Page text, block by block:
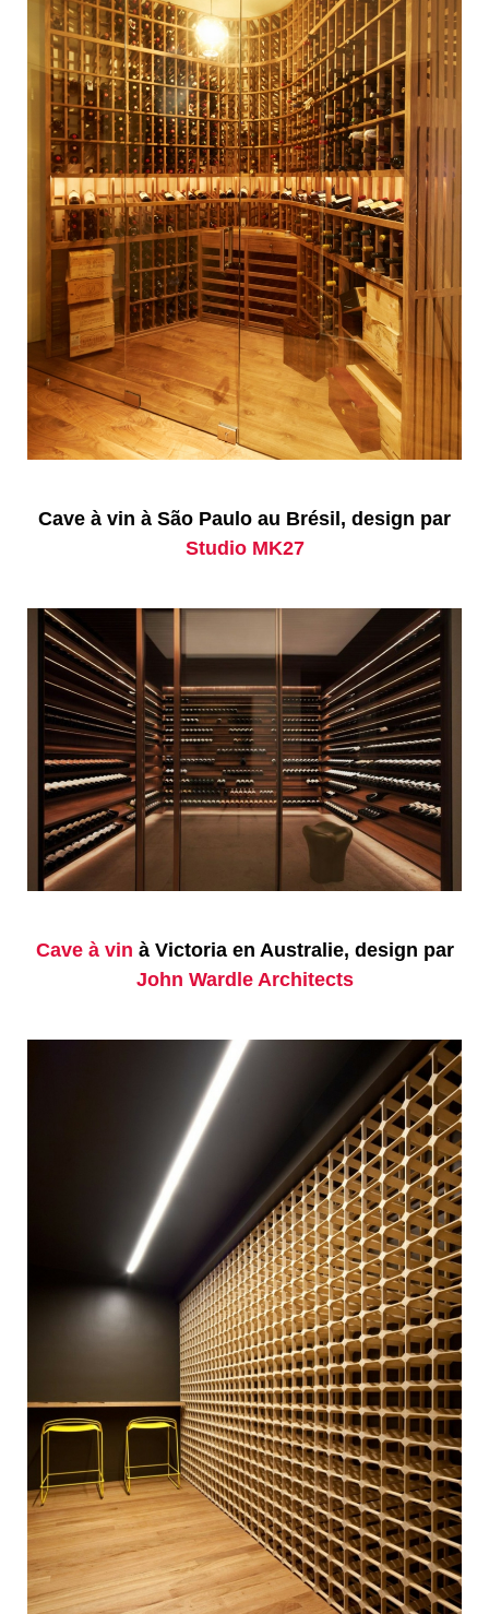
Cave à vin à São Paulo au Brésil, design par
Studio MK27
Cave à vin à Victoria en Australie, design par
John Wardle Architects